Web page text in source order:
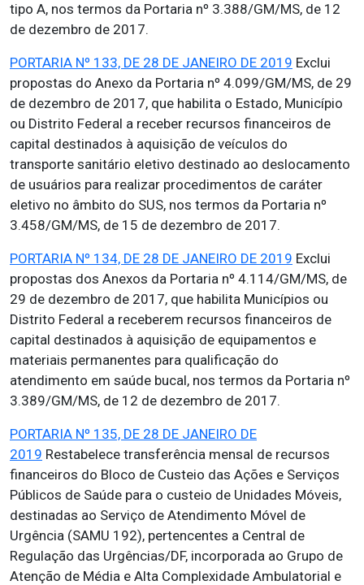
tipo A, nos termos da Portaria nº 3.388/GM/MS, de 12
de dezembro de 2017.
PORTARIA Nº 133, DE 28 DE JANEIRO DE 2019 Exclui
propostas do Anexo da Portaria nº 4.099/GM/MS, de 29
de dezembro de 2017, que habilita o Estado, Município
ou Distrito Federal a receber recursos financeiros de
capital destinados à aquisição de veículos do
transporte sanitário eletivo destinado ao deslocamento
de usuários para realizar procedimentos de caráter
eletivo no âmbito do SUS, nos termos da Portaria nº
3.458/GM/MS, de 15 de dezembro de 2017.
PORTARIA Nº 134, DE 28 DE JANEIRO DE 2019 Exclui
propostas dos Anexos da Portaria nº 4.114/GM/MS, de
29 de dezembro de 2017, que habilita Municípios ou
Distrito Federal a receberem recursos financeiros de
capital destinados à aquisição de equipamentos e
materiais permanentes para qualificação do
atendimento em saúde bucal, nos termos da Portaria nº
3.389/GM/MS, de 12 de dezembro de 2017.
PORTARIA Nº 135, DE 28 DE JANEIRO DE
2019 Restabelece transferência mensal de recursos
financeiros do Bloco de Custeio das Ações e Serviços
Públicos de Saúde para o custeio de Unidades Móveis,
destinadas ao Serviço de Atendimento Móvel de
Urgência (SAMU 192), pertencentes a Central de
Regulação das Urgências/DF, incorporada ao Grupo de
Atenção de Média e Alta Complexidade Ambulatorial e